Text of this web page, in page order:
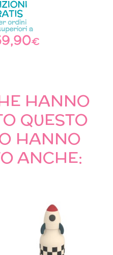
HANNO
QUESTO
HANNO
ANCHE: